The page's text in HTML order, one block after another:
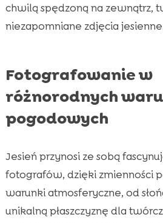
chwilą spędzoną na zewnątrz,
niezapomniane zdjęcia
Fotografowanie w
różnorodnych
pogodowych
Jesień przynosi ze sobą
fotografów, dzięki zmienności
warunki atmosferyczne, od
unikalną płaszczyznę dla